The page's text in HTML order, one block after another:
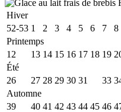
Hiver
52-53 1 2 3 4 5 6 7 8
Printemps
12
13 14 15 16 17 18 19
Été
26
27 28 29 30 31 33
Automne
39
40 41 42 43 44 45 46